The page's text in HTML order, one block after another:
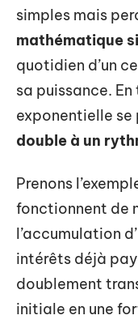
simples mais
mathématique
quotidien d’un
sa puissance.
exponentielle
double à un
Prenons
fonctionnent de
l’accumulation
intérêts déjà
doublement
initiale en une